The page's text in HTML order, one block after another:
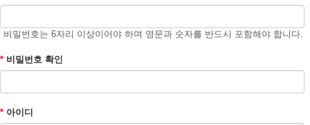
비밀번호는 6자리 이상이어야 하며 영문과 숫자를 반드시 포함해야 합니다.
* 비밀번호 확인
* 아이디